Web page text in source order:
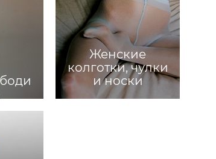
Женские
колготки, чулки
и носки